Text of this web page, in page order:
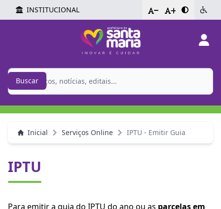
INSTITUCIONAL - +
Buscar
Inicial Serviços Online IPTU - Emitir Guia
IPTU
Para emitir a guia do IPTU do ano ou as parcelas em